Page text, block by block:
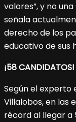
valores”, y no
señala
derecho de los
educativo de sus
¡58 CANDIDATOS!
Según el experto
Villalobos, en las
récord al llegar a